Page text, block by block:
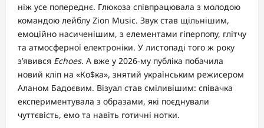
ніж усе попереднє. Глюкоза співпрацювала з молодою
командою лейблу Zion Music. Звук став щільнішим,
емоційно насиченішим, з елементами гіперпопу, глітчу
та атмосферної електроніки. У листопаді того ж року
з’явився Echoes. А вже у 2026-му публіка побачила
новий кліп на «Ко$ка», знятий українським режисером
Аланом Бадоєвим. Візуал став сміливішим: співачка
експериментувала з образами, які поєднували
чуттєвість, емо та навіть готичні нотки.